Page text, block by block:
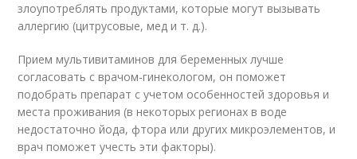
злоупотреблять продуктами, которые могут вызывать
аллергию (цитрусовые, мед и т. д.).
Прием мультивитаминов для беременных лучше
согласовать с врачом-гинекологом, он поможет
подобрать препарат с учетом особенностей здоровья и
места проживания (в некоторых регионах в воде
недостаточно йода, фтора или других микроэлементов, и
врач поможет учесть эти факторы).